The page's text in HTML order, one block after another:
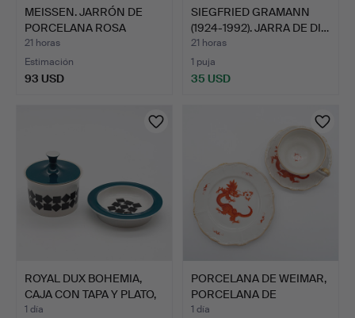
MEISSEN. JARRÓN DE
PORCELANA ROSA
AMARILLA…
21 horas
Estimación
93 USD
SIEGFRIED GRAMANN
(1924-1992). JARRA DE DI…
21 horas
1 puja
35 USD
ROYAL DUX BOHEMIA,
CAJA CON TAPA Y PLATO,
…
1 día
PORCELANA DE WEIMAR,
PORCELANA DE
COLECCIÓ…
1 día